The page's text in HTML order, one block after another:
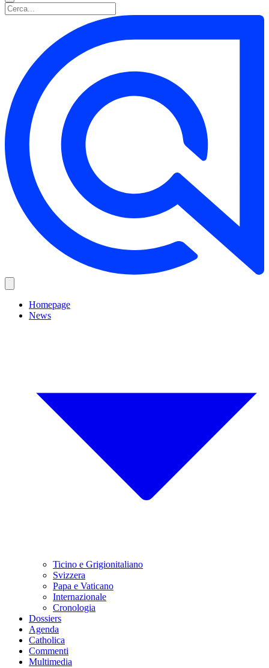
Homepage
News
Ticino e Grigionitaliano
Svizzera
Papa e Vaticano
Internazionale
Cronologia
Dossiers
Agenda
Catholica
Commenti
Multimedia